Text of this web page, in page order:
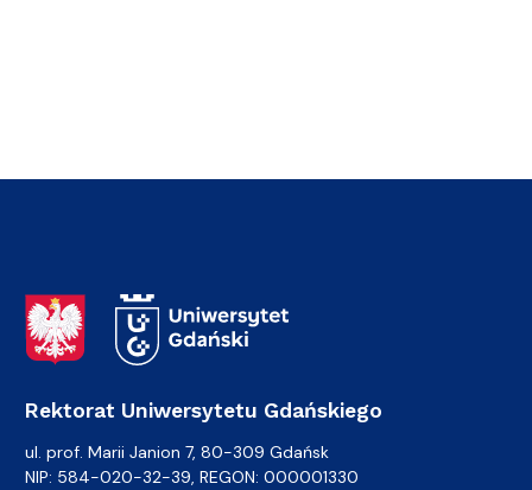
Adres Rektoratu
Rektorat Uniwersytetu Gdańskiego
ul. prof. Marii Janion 7, 80-309 Gdańsk
NIP: 584-020-32-39, REGON: 000001330